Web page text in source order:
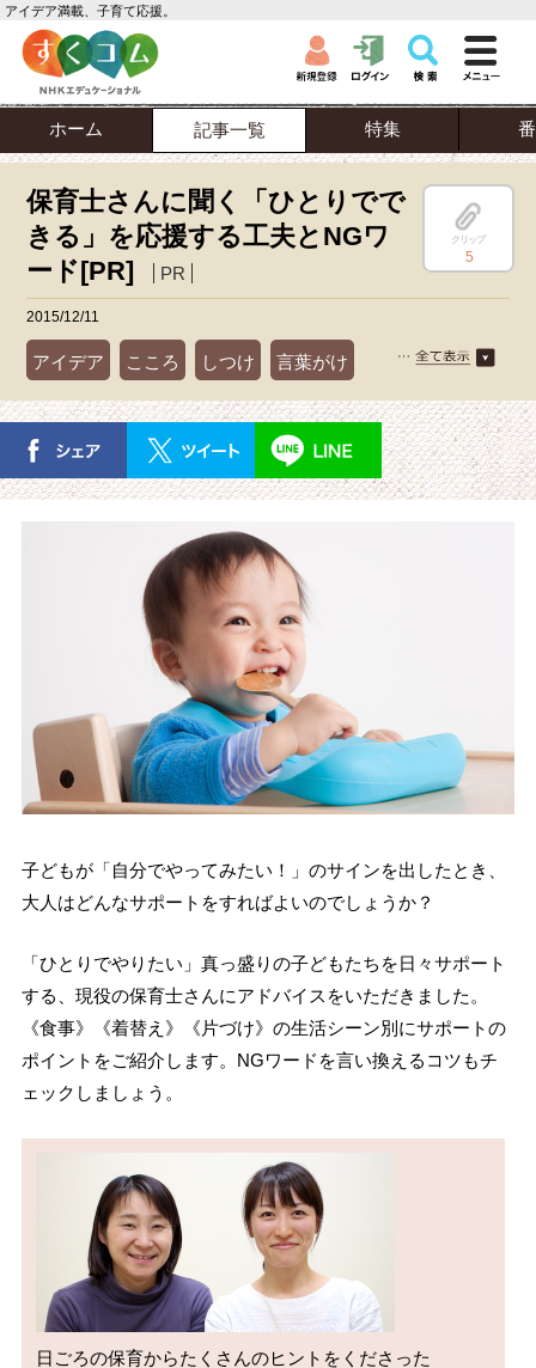
アイデア満載、子育て応援。
ホーム 記事一覧 特集
保育士さんに聞く「ひとりでで
きる」を応援する工夫とNGワ
ード[PR]
PR
クリップ
5
2015/12/11
アイデア こころ しつけ 言葉がけ
離乳食 食事
子どもが「自分でやってみたい！」のサインを出したとき、
大人はどんなサポートをすればよいのでしょうか？
「ひとりでやりたい」真っ盛りの子どもたちを日々サポート
する、現役の保育士さんにアドバイスをいただきました。
《食事》《着替え》《片づけ》の生活シーン別にサポートの
ポイントをご紹介します。NGワードを言い換えるコツもチ
ェックしましょう。